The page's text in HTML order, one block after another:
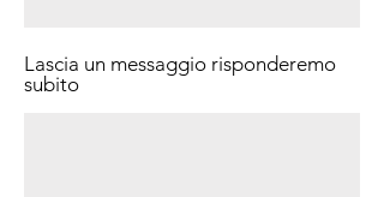
Lascia un messaggio risponderemo
subito